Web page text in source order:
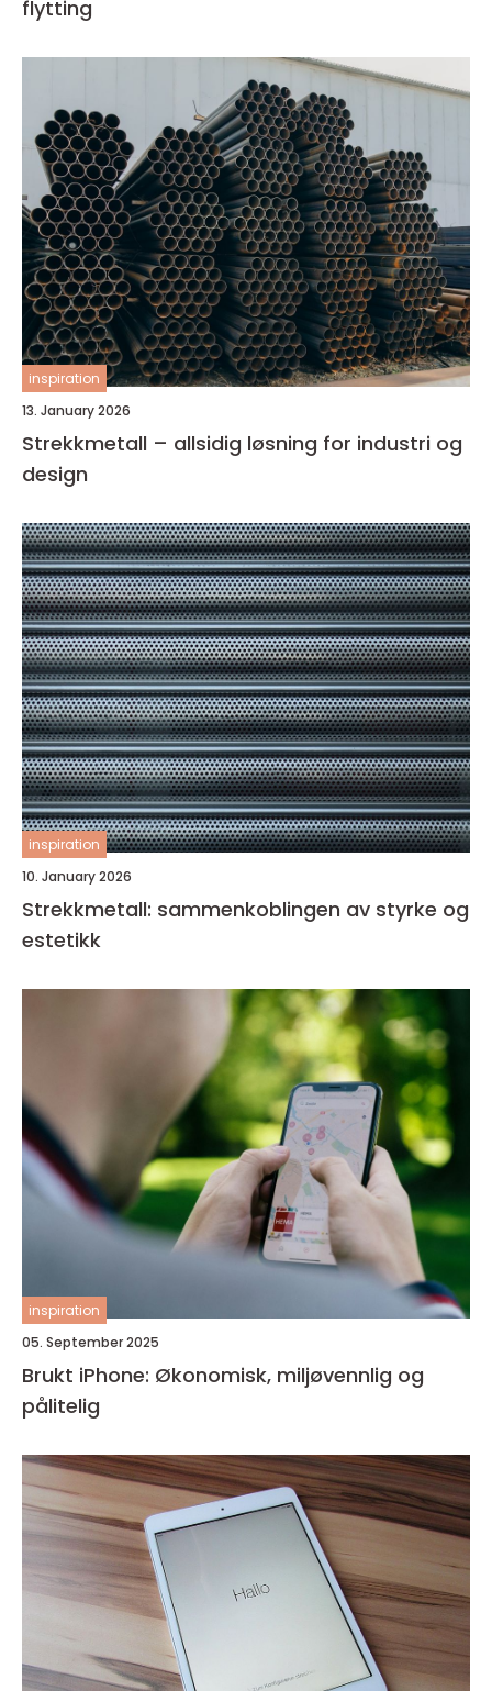
flytting
inspiration
13. January 2026
Strekkmetall – allsidig løsning for industri og
design
inspiration
10. January 2026
Strekkmetall: sammenkoblingen av styrke og
estetikk
inspiration
05. September 2025
Brukt iPhone: Økonomisk, miljøvennlig og
pålitelig